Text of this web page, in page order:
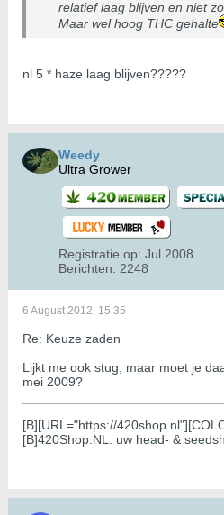
relatief laag blijven en niet
Maar wel hoog THC gehalte
nl 5 * haze laag blijven?????
Weedy
Ultra Grower
Registratie op: Jul 2008
Berichten: 2248
6 August 2012, 15:35
Re: Keuze zaden
Lijkt me ook stug, maar moet je
mei 2009?
[B][URL="https://
[B]420Shop.NL: uw head- &